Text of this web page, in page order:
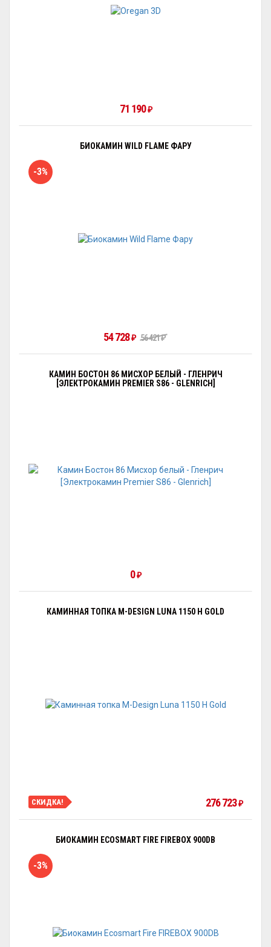
71 190₽
БИОКАМИН WILD FLAME ФАРУ
-3%
54 728₽ 56 421₽
КАМИН БОСТОН 86 МИСХОР БЕЛЫЙ - ГЛЕНРИЧ
[ЭЛЕКТРОКАМИН PREMIER S86 - GLENRICH]
0₽
КАМИННАЯ ТОПКА M-DESIGN LUNA 1150 H GOLD
СКИДКА! 276 723₽
БИОКАМИН ECOSMART FIRE FIREBOX 900DB
-3%